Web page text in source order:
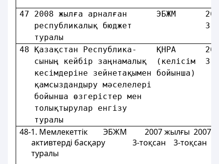
47 2008 жылға арналған ЭБЖМ 2007
республикалық бюджет
туралы
48 Қазақстан Республика-    ҚНРА
сының кейбір заңнамалық  (келісім
кесiмдерiне зейнетақымен бойынша)
қамсыздандыру
бойынша
48-1. Мемлекеттік ЭБЖМ 2007 жылғы 2007
активтерді басқару 3-тоқсан 3-тоқсан
туралы